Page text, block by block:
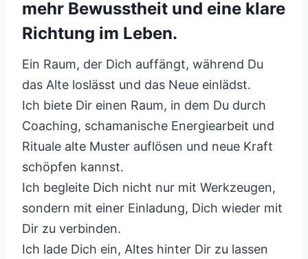
mehr Bewusstheit und eine klare
Richtung im Leben.
Ein Raum, der Dich auffängt, während Du
das Alte loslässt und das Neue einlädst.
Ich biete Dir einen Raum, in dem Du durch
Coaching, schamanische Energiearbeit und
Rituale alte Muster auflösen und neue Kraft
schöpfen kannst.
Ich begleite Dich nicht nur mit Werkzeugen,
sondern mit einer Einladung, Dich wieder mit
Dir zu verbinden.
Ich lade Dich ein, Altes hinter Dir zu lassen